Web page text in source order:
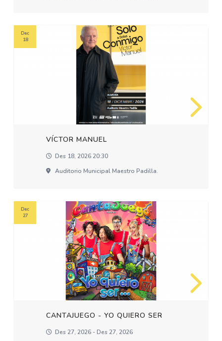
VÍCTOR MANUEL
Des 18, 2026 20:30
Auditorio Municipal Maestro Padilla.
Dec
18
CANTAJUEGO - YO QUIERO SER
Des 27, 2026 - Des 27, 2026
Dec
27